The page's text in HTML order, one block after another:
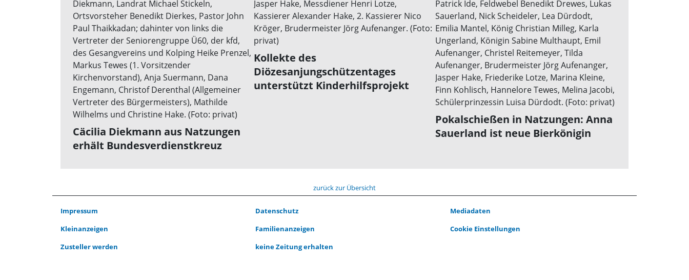
Cäcilia Diekmann aus Natzungen
erhält Bundesverdienstkreuz
Kollekte des
Diözesanjungschützentages
unterstützt Kinderhilfsprojekt
Pokalschießen in Natzungen: Anna
Sauerland ist neue Bierkönigin
zurück zur Übersicht
Impressum Datenschutz
Mediadaten
Kleinanzeigen
Familienanzeigen
Cookie Einstellungen
Zusteller werden
keine Zeitung erhalten